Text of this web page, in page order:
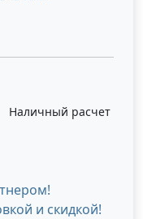
Наличный расчет
и скидкой!